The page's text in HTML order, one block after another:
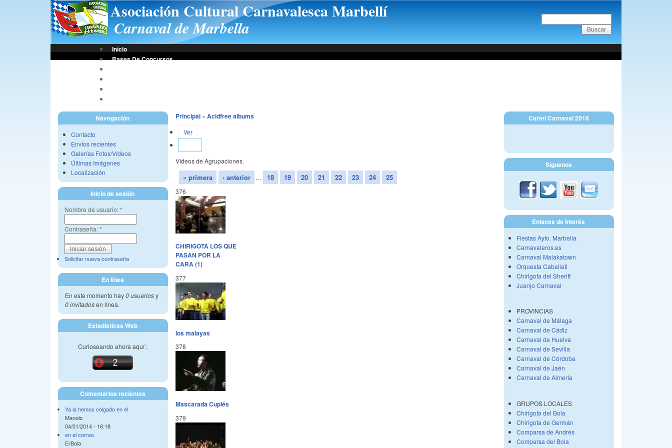
Asociación Cultural Carnavalesca Marbellí
Carnaval de Marbella
Início
Bases De Concursos
Navegación
Contacto
Envíos recientes
Galerías Fotos/Vídeos
Últimas Imágenes
Localización
Inicio de sesión
Nombre de usuario:*
Contraseña:*
Solicitar nueva contraseña
En línea
En este momento hay0 usuariosy
0 invitadosen línea.
Estadisticas Web
Curioseando ahora aquí :
Comentarios recientes
Ya la hemos colgado en el
Manolo
04/01/2014 - 16:18
en el correo
ErBola
Principal» Acidfree albums
Ver
Vídeos de Agrupaciones.
« primera ‹ anterior … 18 19 20 21 22 23 24 25
376
CHIRIGOTA LOS QUE
PASAN POR LA
CARA (1)
377
los malayas
378
Mascarada Cuplés
379
Cartel Carnaval 2018
Síguenos
Enlaces de Interés
Fiestas Ayto. Marbella
Carnavaleros.es
Carnaval Malakatown
Orquesta Caballati
Chirigota del Sheriff
Juanjo Carnaval
PROVINCIAS
Carnaval de Málaga
Carnaval de Cádiz
Carnaval de Huelva
Carnaval de Sevilla
Carnaval de Córdoba
Carnaval de Jaén
Carnaval de Almería
GRUPOS LOCALES
Chirigota del Bola
Chirigota de Germán
Comparsa de Andrés
Comparsa del Bola